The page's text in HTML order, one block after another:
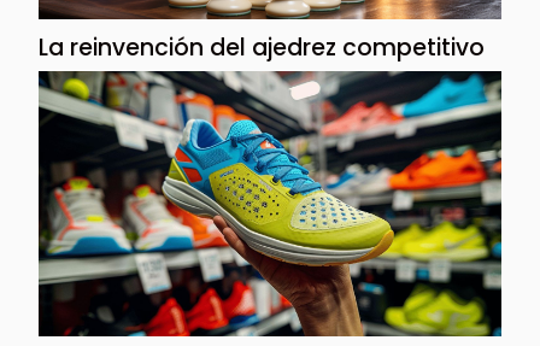
La reinvención del ajedrez competitivo